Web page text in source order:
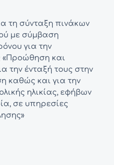
τη σύνταξη πινάκων
με σύμβαση
για την
«Προώθηση και
την ένταξή τους στην
καθώς και για την
ηλικίας, εφήβων
σε υπηρεσίες